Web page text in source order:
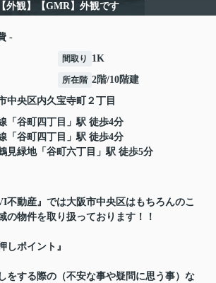
【外観】【GMR】外観です
-
間取り 1K
所在階 2階/10階建
中央区内久宝寺町 ２丁目
「 谷町四丁目 」駅 徒歩4分
「 谷町四丁目 」駅 徒歩4分
見緑地「 谷町六丁目 」駅 徒歩5分
不動産』では大阪市中央区はもちろんのこ
の物件を取り扱っております！！
しポイント』
をする際の（不安な事や疑問に思う事）な